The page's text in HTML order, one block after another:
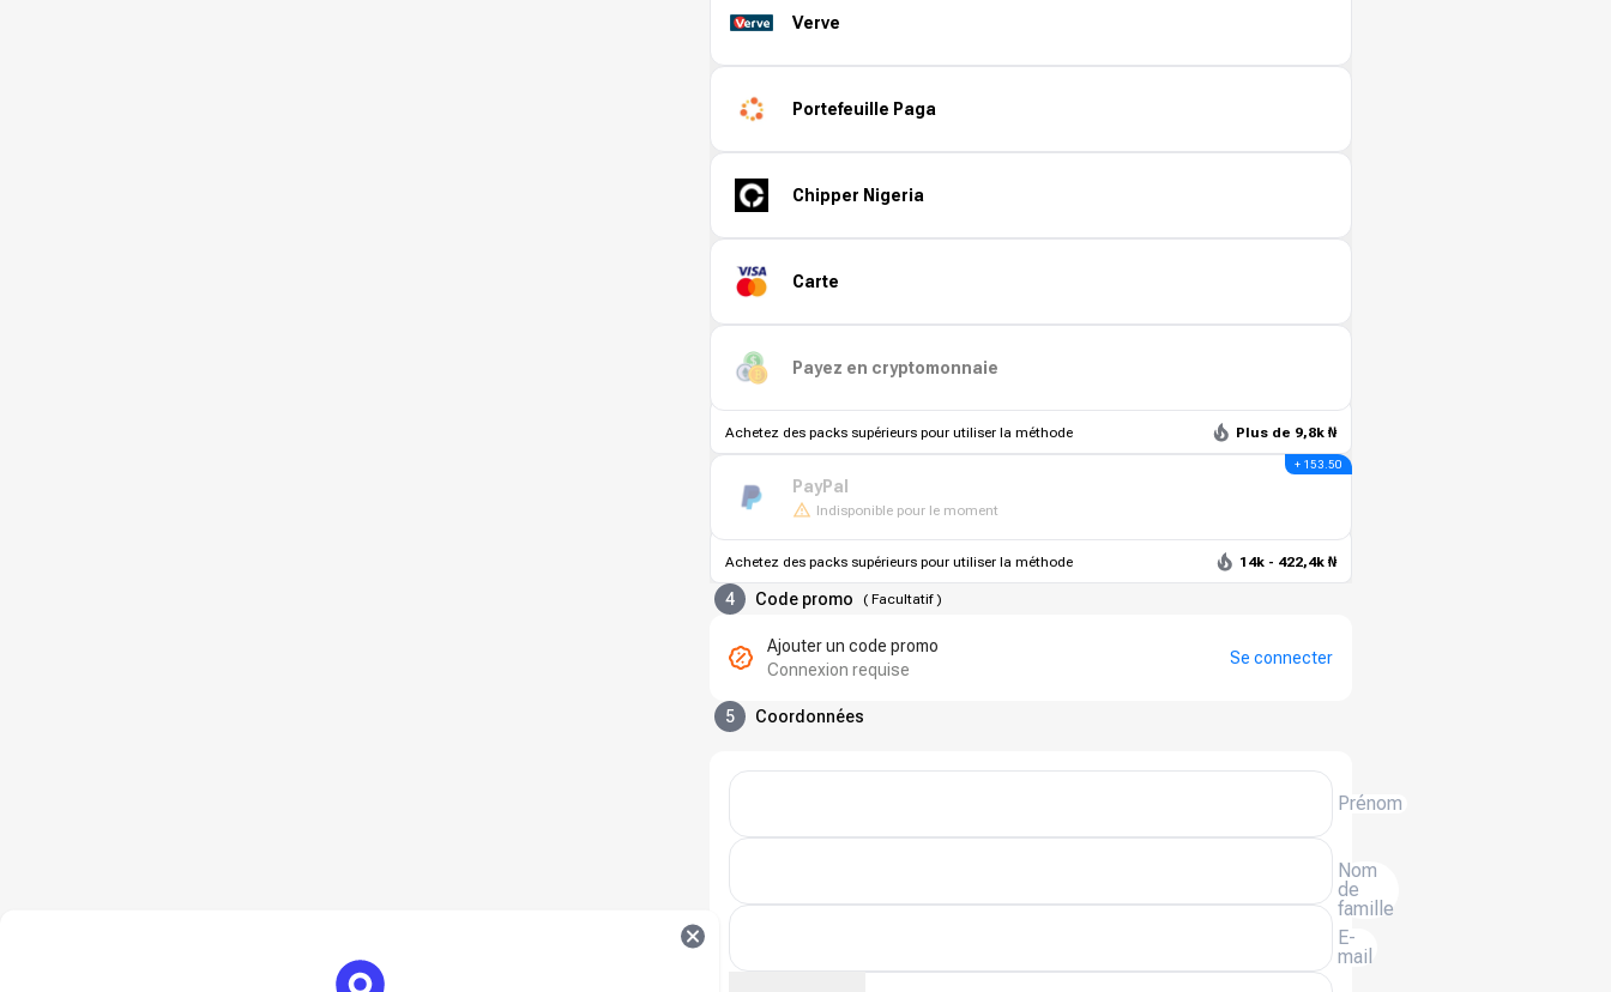
Verve
Portefeuille Paga
Chipper Nigeria
Carte
Payez en cryptomonnaie
Achetez des packs supérieurs pour utiliser la méthode Plus de 9,8k ₦
PayPal
Indisponible pour le moment
+ 153.50
Achetez des packs supérieurs pour utiliser la méthode 14k - 422,4k ₦
4 Code promo ( Facultatif)
Ajouter un code promo
Connexion requise
Se connecter
5 Coordonnées
Prénom
Nom
de
famille
E-
mail